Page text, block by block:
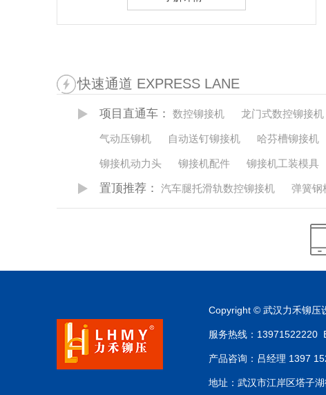
快速通道 EXPRESS LANE
项目直通车： 数控铆接机 龙门式数控铆接机
气动压铆机 自动送钉铆接机 哈芬槽铆接机
铆接机动力头 铆接机配件 铆接机工装模具
置顶推荐： 汽车腿托滑轨数控铆接机 弹簧钢
Copyright © 武汉力禾铆压
服务热线：13971522220
产品咨询：吕经理 1397
地址：武汉市江岸区塔子